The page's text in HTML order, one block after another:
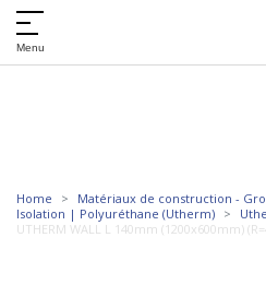
Menu
Home Matériaux de construction -
Isolation | Polyuréthane (Utherm)
UTHERM WALL L 140mm (1200x600mm)